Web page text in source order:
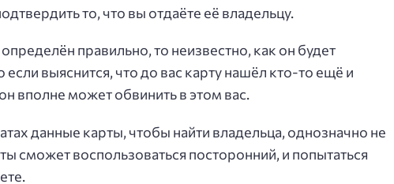
то, что вы отдаёте её владельцу.
правильно, то неизвестно, как он будет
если выяснится, что до вас карту нашёл кто-то ещё и
вполне может обвинить в этом вас.
данные карты, чтобы найти владельца, однозначно не
сможет воспользоваться посторонний, и попытаться